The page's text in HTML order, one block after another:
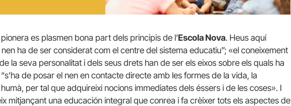
es plasmen bona part dels principis de l’Escola Nova. Heus aquí
nen ha de ser considerat com el centre del sistema educatiu”; «el coneixement
la seva personalitat i dels seus drets han de ser els eixos sobre els quals ha
de posar el nen en contacte directe amb les formes de la vida, la
per tal que adquireixi nocions immediates dels éssers i de les coses». I
mitjançant una educación integral que conrea i fa crèixer tots els aspectes de